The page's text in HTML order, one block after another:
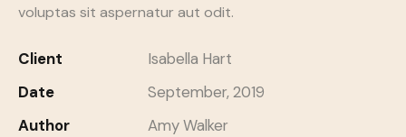
voluptas sit aspernatur aut odit.
Client
Isabella Hart
Date
September, 2019
Author
Amy Walker